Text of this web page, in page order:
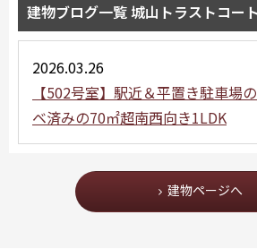
建物ブログ一覧 城山トラストコート
2026.03.26
【502号室】駅近＆平置き駐車場
ベ済みの70㎡超南西向き1LDK
建物ページへ